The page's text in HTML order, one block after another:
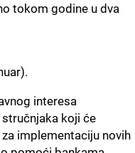
tokom godine u dva
interesa
koji će
implementaciju novih